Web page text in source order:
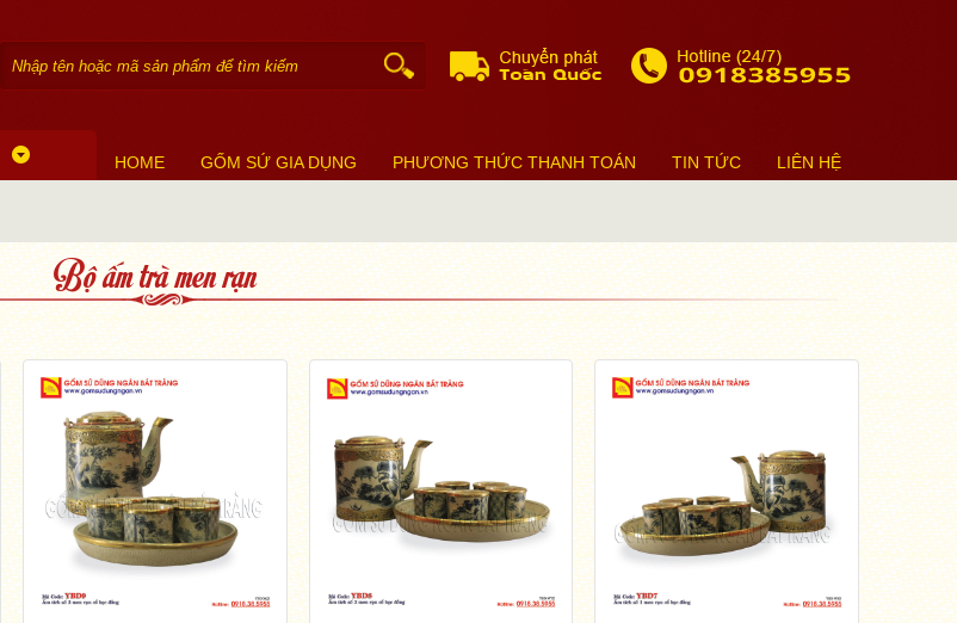
HOME GỐM SỨ GIA DỤNG PHƯƠNG THỨC THANH TOÁN TIN TỨC LIÊN HỆ
Bộ ấm trà men rạn